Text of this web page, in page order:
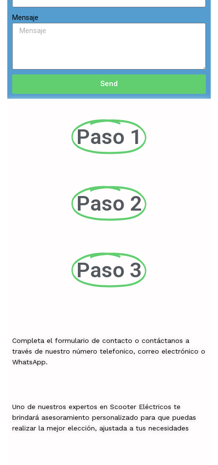
Mensaje
Send
Paso 1
Paso 2
Paso 3
Completa el formulario de contacto o contáctanos a
través de nuestro número telefonico, correo electrónico o
WhatsApp.
Uno de nuestros expertos en Scooter Eléctricos te
brindará asesoramiento personalizado para que puedas
realizar la mejor elección, ajustada a tus necesidades